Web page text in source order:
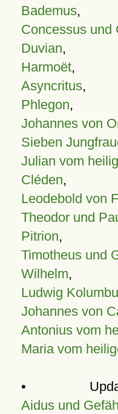
Bademus,
Concessus und
Duvian,
Harmoët,
Asyncritus,
Phlegon,
Johannes von
Sieben
Julian vom
Cléden,
Leodebold von
Theodor und
Pitrion,
Timotheus und
Wilhelm,
Ludwig
Johannes von
Antonius vom
Maria vom
•
Aidus und